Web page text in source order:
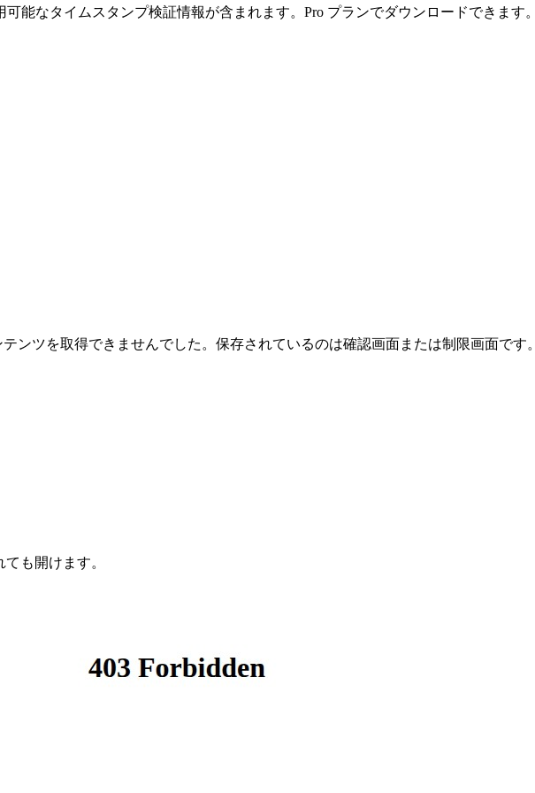
能なタイムスタンプ検証情報が含まれます。Pro プランでダウンロードできます。
ンツを取得できませんでした。保存されているのは確認画面または制限画面です。
も開けます。